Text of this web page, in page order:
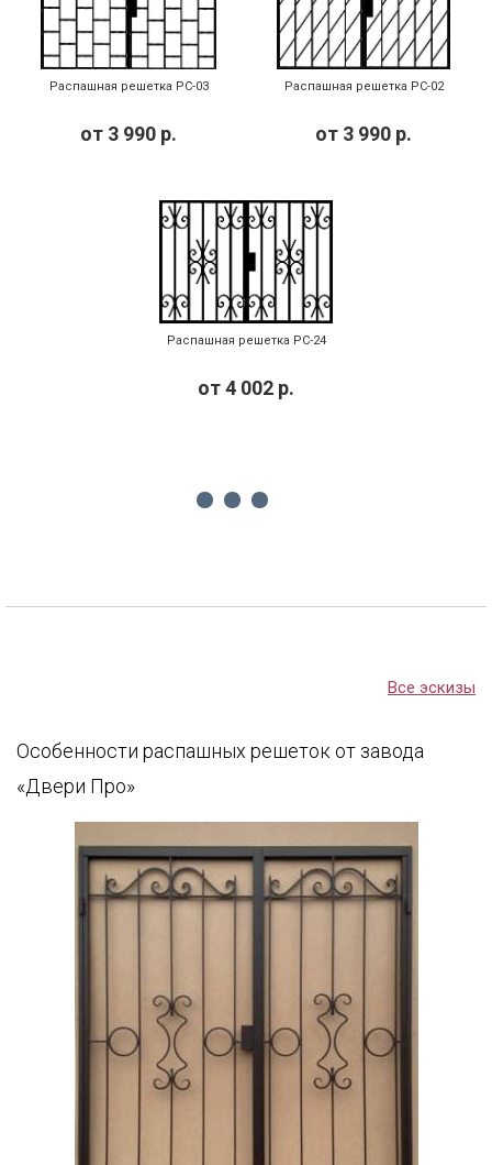
Распашная решетка РС-03
от 3 990 р.
Распашная решетка РС-02
от 3 990 р.
Распашная решетка РС-24
от4 002 р.
Все эскизы
Особенности распашных решеток от завода
«Двери Про»